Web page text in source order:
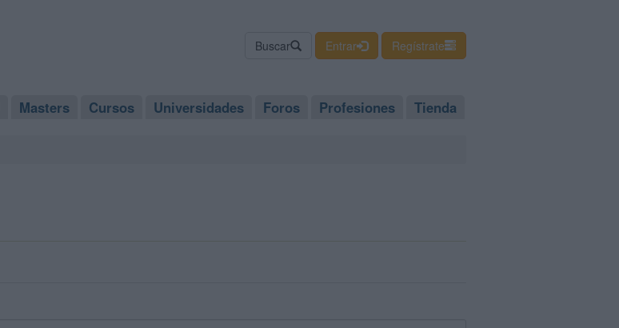
Buscar Entrar Regístrate
Masters Cursos Universidades Foros Profesiones Tienda